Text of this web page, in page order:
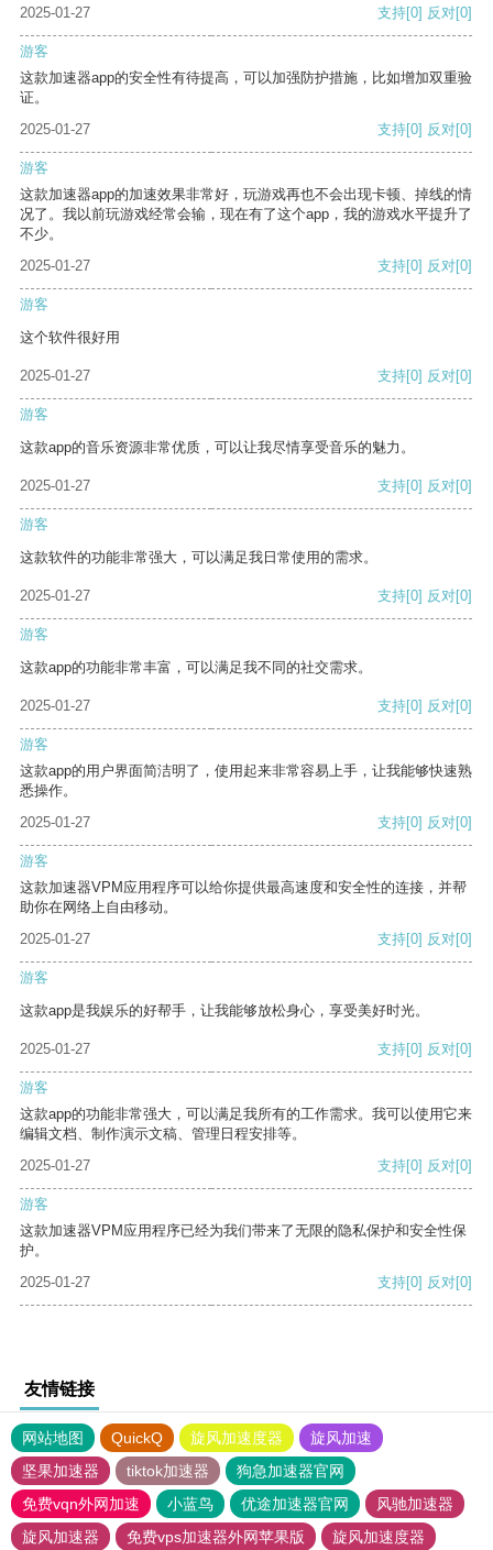
2025-01-27
支持[0] 反对[0]
游客
这款加速器app的安全性有待提高，可以加强防护措施，比如增加双重验
证。
2025-01-27
支持[0] 反对[0]
游客
这款加速器app的加速效果非常好，玩游戏再也不会出现卡顿、掉线的情
况了。我以前玩游戏经常会输，现在有了这个app，我的游戏水平提升了
不少。
2025-01-27
支持[0] 反对[0]
游客
这个软件很好用
2025-01-27 支持[0] 反对[0]
游客
这款app的音乐资源非常优质，可以让我尽情享受音乐的魅力。
2025-01-27 支持[0] 反对[0]
游客
这款软件的功能非常强大，可以满足我日常使用的需求。
2025-01-27 支持[0] 反对[0]
游客
这款app的功能非常丰富，可以满足我不同的社交需求。
2025-01-27 支持[0] 反对[0]
游客
这款app的用户界面简洁明了，使用起来非常容易上手，让我能够快速熟
悉操作。
2025-01-27
支持[0] 反对[0]
游客
这款加速器VPM应用程序可以给你提供最高速度和安全性的连接，并帮
助你在网络上自由移动。
2025-01-27
支持[0] 反对[0]
游客
这款app是我娱乐的好帮手，让我能够放松身心，享受美好时光。
2025-01-27 支持[0] 反对[0]
游客
这款app的功能非常强大，可以满足我所有的工作需求。我可以使用它来
编辑文档、制作演示文稿、管理日程安排等。
2025-01-27
支持[0] 反对[0]
游客
这款加速器VPM应用程序已经为我们带来了无限的隐私保护和安全性保
护。
2025-01-27
支持[0] 反对[0]
友情链接
网站地图 QuickQ 旋风加速度器
旋风加速
坚果加速器
tiktok加速器
狗急加速器官网
免费vqn外网加速
小蓝鸟 优途加速器官网
风驰加速器
旋风加速器
免费vps加速器外网苹果版 旋风加速度器